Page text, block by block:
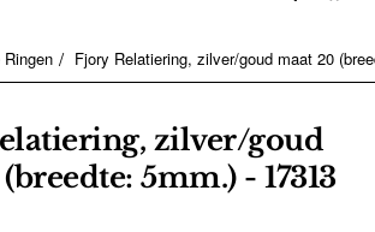
zilver/goud
5mm.) - 17313
Ringen Fjory Relatiering, zilver/goud maat 20